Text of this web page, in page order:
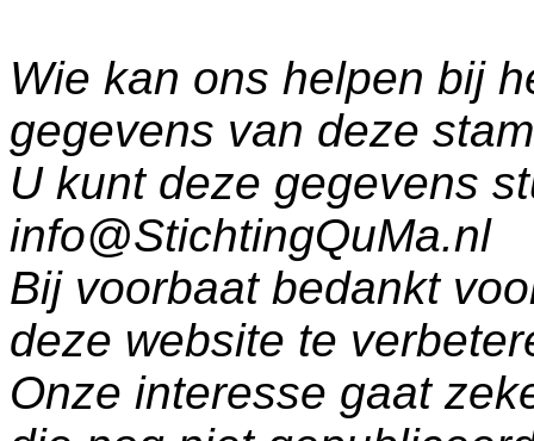
Wie kan ons helpen bij
gegevens van deze
U kunt deze gegevens
info@StichtingQuMa.nl
Bij voorbaat bedankt
deze website te
Onze interesse gaat